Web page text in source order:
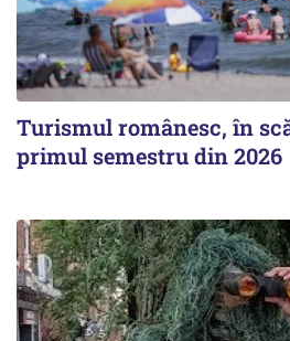
Turismul românesc, în
primul semestru din 2026